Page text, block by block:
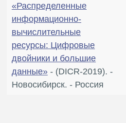
«Распределенные
информационно-
вычислительные
ресурсы: Цифровые
двойники и большие
данные» - (DICR-2019). -
Новосибирск. - Россия